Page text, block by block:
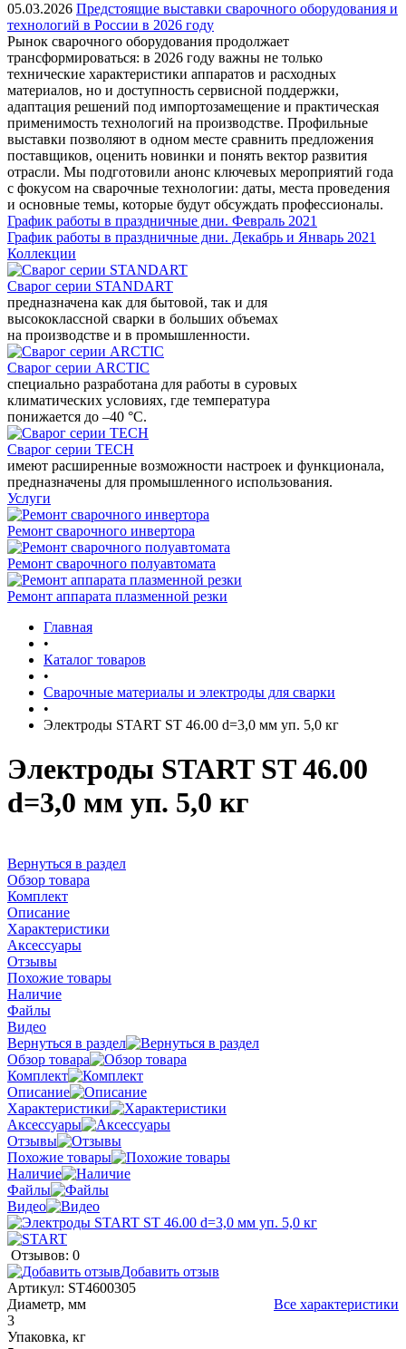
05.03.2026 Предстоящие выставки сварочного оборудования и
технологий в России в 2026 году
Рынок сварочного оборудования продолжает
трансформироваться: в 2026 году важны не только
технические характеристики аппаратов и расходных
материалов, но и доступность сервисной поддержки,
адаптация решений под импортозамещение и практическая
применимость технологий на производстве. Профильные
выставки позволяют в одном месте сравнить предложения
поставщиков, оценить новинки и понять вектор развития
отрасли. Мы подготовили анонс ключевых мероприятий года
с фокусом на сварочные технологии: даты, места проведения
и основные темы, которые будут обсуждать профессионалы.
График работы в праздничные дни. Февраль 2021
График работы в праздничные дни. Декабрь и Январь 2021
Коллекции
Сварог серии STANDART
предназначена как для бытовой, так и для
высококлассной сварки в больших объемах
на производстве и в промышленности.
Сварог серии ARCTIC
специально разработана для работы в суровых
климатических условиях, где температура
понижается до –40 °С.
Сварог серии TECH
имеют расширенные возможности настроек и функционала,
предназначены для промышленного использования.
Услуги
Ремонт сварочного инвертора
Ремонт сварочного полуавтомата
Ремонт аппарата плазменной резки
Главная
•
Каталог товаров
•
Сварочные материалы и электроды для сварки
•
Электроды START ST 46.00 d=3,0 мм уп. 5,0 кг
Электроды START ST 46.00
d=3,0 мм уп. 5,0 кг
Вернуться в раздел
Обзор товара
Комплект
Описание
Характеристики
Аксессуары
Отзывы
Похожие товары
Наличие
Файлы
Видео
Вернуться в раздел
Обзор товара
Комплект
Описание
Характеристики
Аксессуары
Отзывы
Похожие товары
Наличие
Файлы
Видео
Отзывов: 0
Добавить отзыв
Артикул: ST4600305
Все характеристики
Диаметр, мм
3
Упаковка, кг